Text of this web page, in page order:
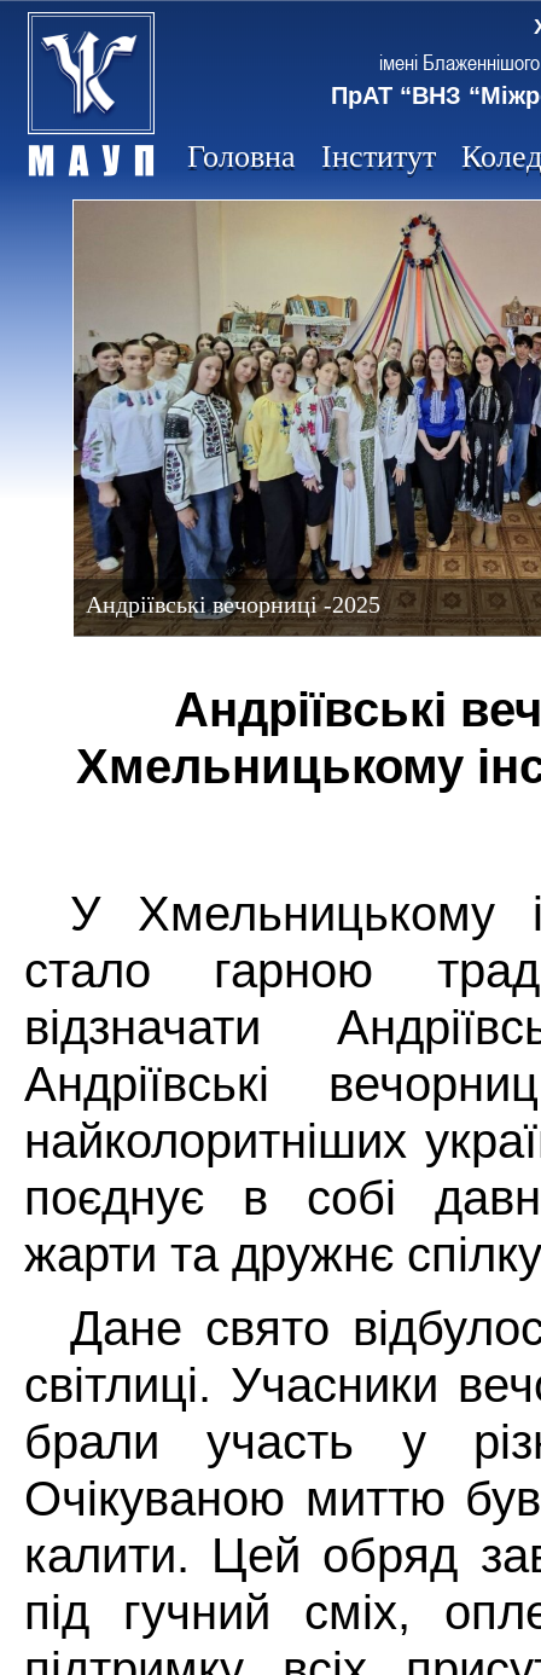
імені
ПрАТ “ВНЗ
Головна Інститут
Андріївські вечорниці -2025
Андріївські
Хмельницькому
У Хмельницькому
стало гарною
відзначати
Андріївські
найколоритніших
поєднує в собі
жарти та дружнє
Дане свято
світлиці. Учасники
брали участь у
Очікуваною миттю
калити. Цей обряд
під гучний сміх,